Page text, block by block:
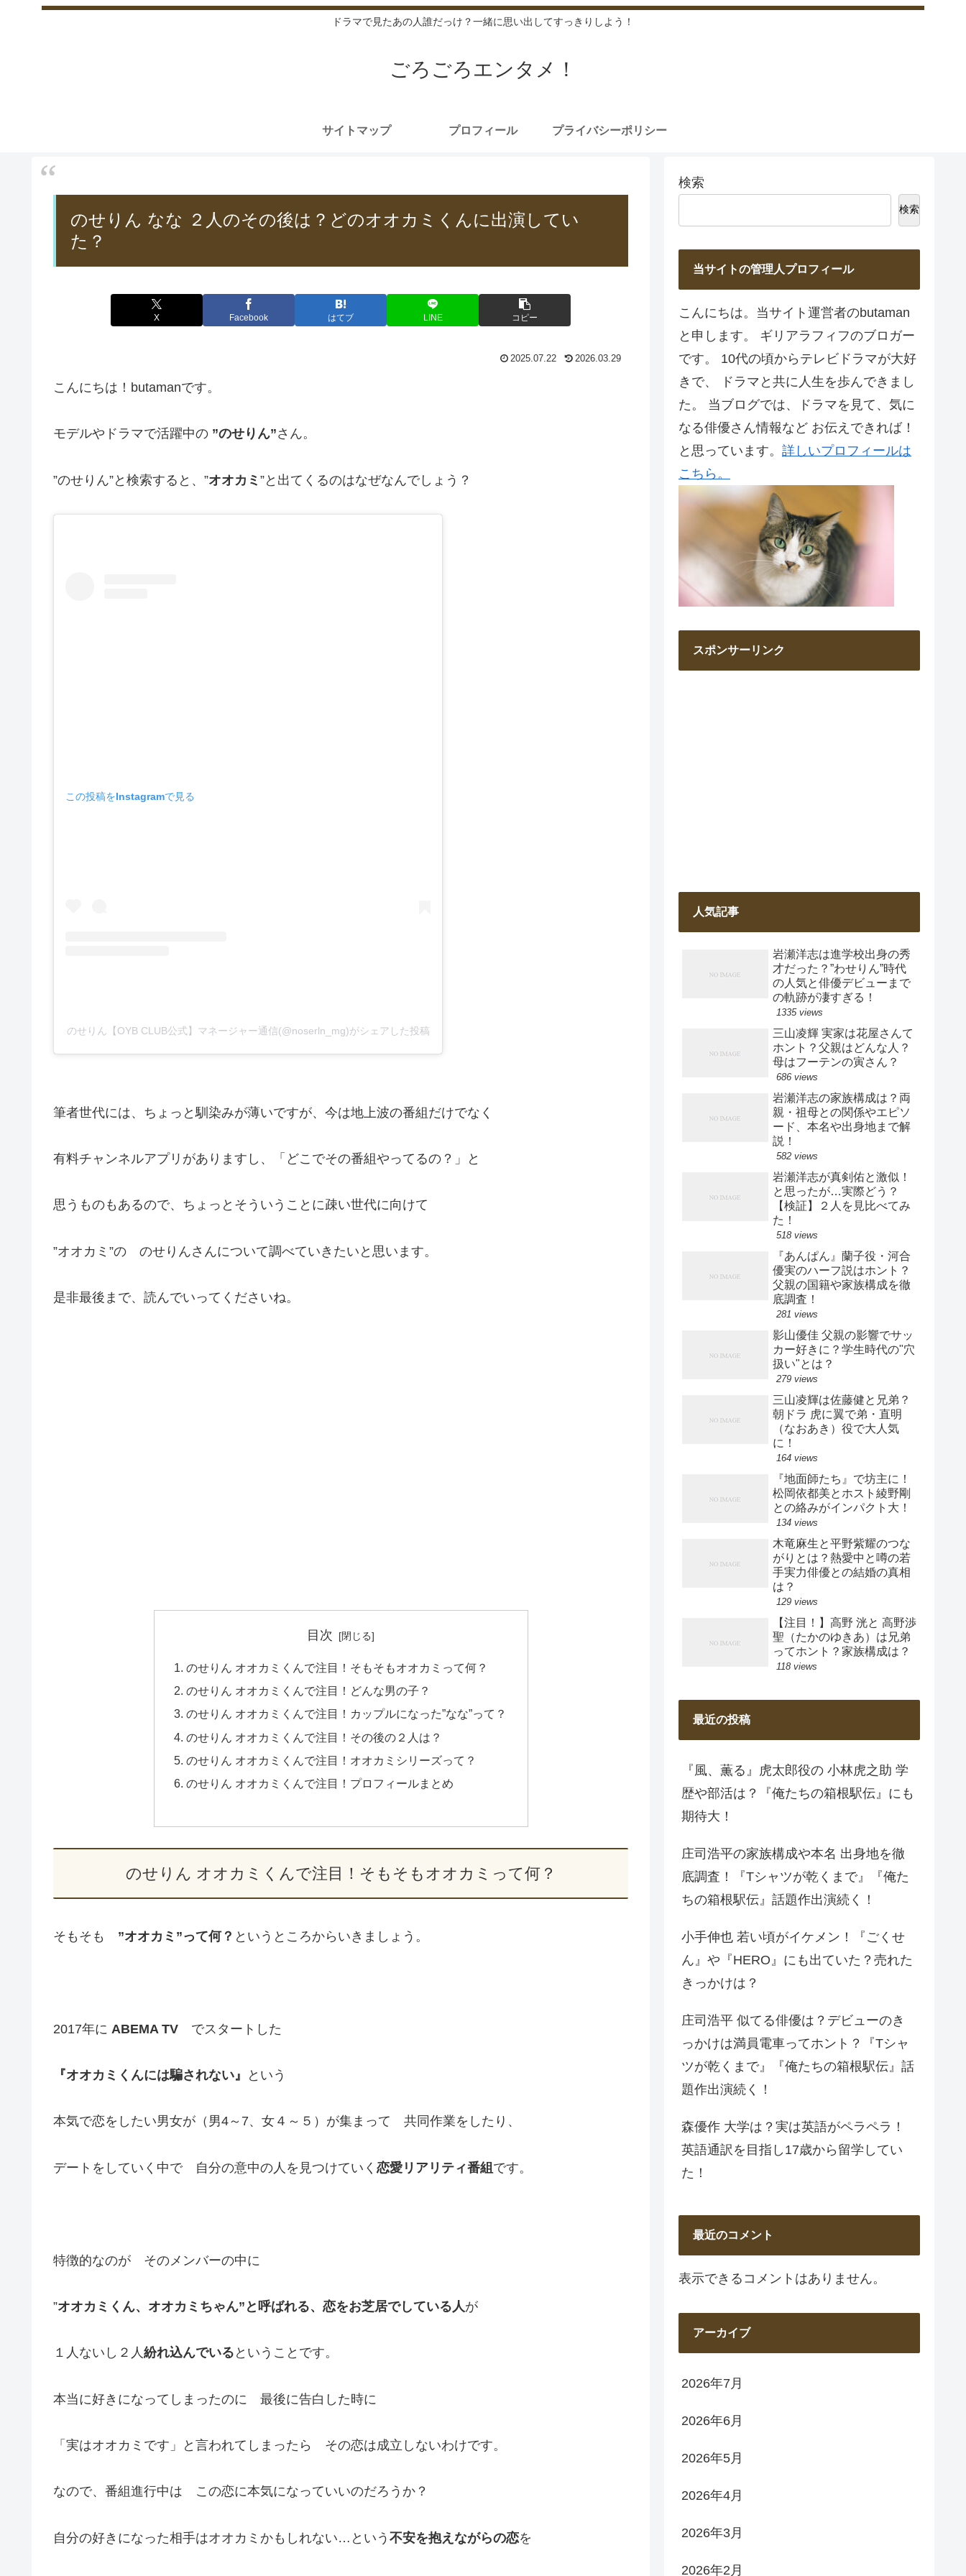
ドラマで見たあの人誰だっけ？一緒に思い出してすっきりしよう！
ごろごろエンタメ！
サイトマップ プロフィール プライバシーポリシー
のせりん なな ２人のその後は？どのオオカミくんに出演してい
た？
X Facebook はてブ LINE コピー
2025.07.22 2026.03.29
こんにちは！butamanです。
モデルやドラマで活躍中の ”のせりん”さん。
”のせりん”と検索すると、”オオカミ ”と出てくるのはなぜなんでしょう？
この投稿をInstagramで見る
のせりん【OYB CLUB公式】マネージャー通信(@noserln_mg)がシェアした投稿
筆者世代には、ちょっと馴染みが薄いですが、今は地上波の番組だけでなく
有料チャンネルアプリがありますし、「どこでその番組やってるの？」と
思うものもあるので、ちょっとそういうことに疎い世代に向けて
”オオカミ”の のせりんさんについて調べていきたいと思います。
是非最後まで、読んでいってくださいね。
目次
のせりん オオカミくんで注目！そもそもオオカミって何？
のせりん オオカミくんで注目！どんな男の子？
のせりん オオカミくんで注目！カップルになった”なな”って？
のせりん オオカミくんで注目！その後の２人は？
のせりん オオカミくんで注目！オオカミシリーズって？
のせりん オオカミくんで注目！プロフィールまとめ
のせりん オオカミくんで注目！そもそもオオカミって何？
そもそも ”オオカミ”って何？ というところからいきましょう。
2017年に ABEMA TV でスタートした
『オオカミくんには騙されない』 という
本気で恋をしたい男女が（男4～7、女４～５）が集まって 共同作業をしたり、
デートをしていく中で 自分の意中の人を見つけていく 恋愛リアリティ番組 です。
特徴的なのが そのメンバーの中に
”オオカミくん、オオカミちゃん”と呼ばれる、恋をお芝居でしている人が
１人ないし２人紛れ込んでいる ということです。
本当に好きになってしまったのに 最後に告白した時に
「実はオオカミです」と言われてしまったら その恋は成立しないわけです。
なので、番組進行中は この恋に本気になっていいのだろうか？
自分の好きになった相手はオオカミかもしれない…という 不安を抱えながらの恋を
検索
検索
当サイトの管理人プロフィール
こんにちは。当サイト運営者のbutaman
と申します。 ギリアラフィフのブロガー
です。 10代の頃からテレビドラマが大好
きで、 ドラマと共に人生を歩んできまし
た。 当ブログでは、ドラマを見て、気に
なる俳優さん情報など お伝えできれば！
と思っています。 詳しいプロフィールは
こちら。
スポンサーリンク
人気記事
岩瀬洋志は進学校出身の秀
才だった？”わせりん”時代
の人気と俳優デビューまで
の軌跡が凄すぎる！
1335 views
三山凌輝 実家は花屋さんて
ホント？父親はどんな人？
母はフーテンの寅さん？
686 views
岩瀬洋志の家族構成は？両
親・祖母との関係やエピソ
ード、本名や出身地まで解
説！
582 views
岩瀬洋志が真剣佑と激似！
と思ったが…実際どう？
【検証】２人を見比べてみ
た！
518 views
『あんぱん』蘭子役・河合
優実のハーフ説はホント？
父親の国籍や家族構成を徹
底調査！
281 views
影山優佳 父親の影響でサッ
カー好きに？学生時代の"穴
扱い"とは？
279 views
三山凌輝は佐藤健と兄弟？
朝ドラ 虎に翼で弟・直明
（なおあき）役で大人気
に！
164 views
『地面師たち』で坊主に！
松岡依都美とホスト綾野剛
との絡みがインパクト大！
134 views
木竜麻生と平野紫耀のつな
がりとは？熱愛中と噂の若
手実力俳優との結婚の真相
は？
129 views
【注目！】高野 洸と 高野渉
聖（たかのゆきあ）は兄弟
ってホント？家族構成は？
118 views
最近の投稿
『風、薫る』虎太郎役の 小林虎之助 学
歴や部活は？『俺たちの箱根駅伝』にも
期待大！
庄司浩平の家族構成や本名 出身地を徹
底調査！『Tシャツが乾くまで』『俺た
ちの箱根駅伝』話題作出演続く！
小手伸也 若い頃がイケメン！『ごくせ
ん』や『HERO』にも出ていた？売れた
きっかけは？
庄司浩平 似てる俳優は？デビューのき
っかけは満員電車ってホント？『Tシャ
ツが乾くまで』『俺たちの箱根駅伝』話
題作出演続く！
森優作 大学は？実は英語がペラペラ！
英語通訳を目指し17歳から留学してい
た！
最近のコメント
表示できるコメントはありません。
アーカイブ
2026年7月
2026年6月
2026年5月
2026年4月
2026年3月
2026年2月